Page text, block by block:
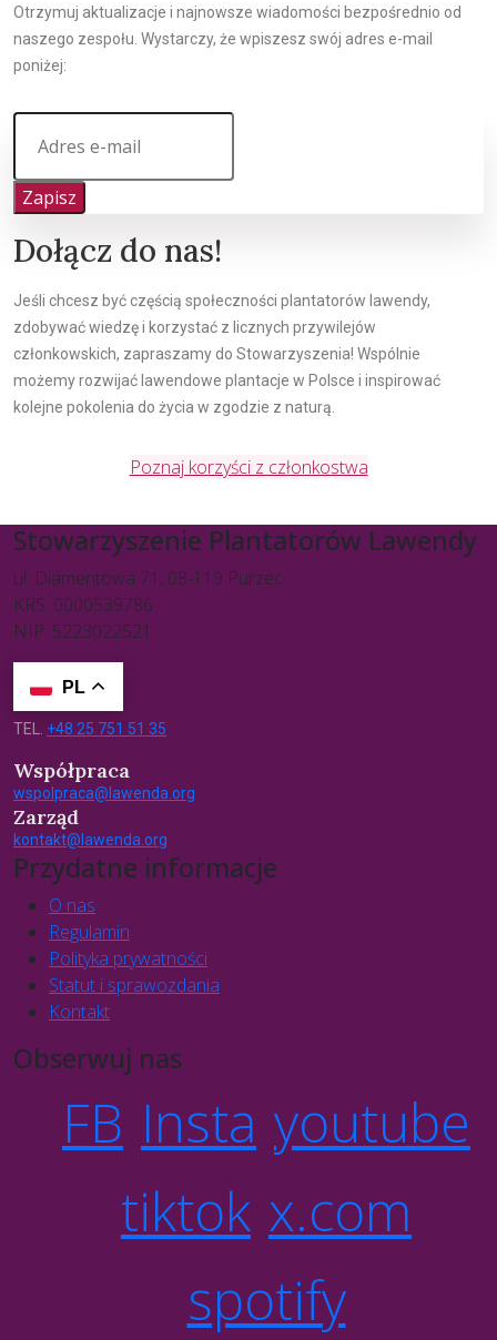
Otrzymuj aktualizacje i najnowsze wiadomości bezpośrednio od
naszego zespołu. Wystarczy, że wpiszesz swój adres e-mail
poniżej:
Zapisz
Dołącz do nas!
Jeśli chcesz być częścią społeczności plantatorów lawendy,
zdobywać wiedzę i korzystać z licznych przywilejów
członkowskich, zapraszamy do Stowarzyszenia! Wspólnie
możemy rozwijać lawendowe plantacje w Polsce i inspirować
kolejne pokolenia do życia w zgodzie z naturą.
Poznaj korzyści z członkostwa
Stowarzyszenie Plantatorów Lawendy
ul. Diamentowa 71, 08-119 Purzec
KRS: 0000539786
NIP: 5223022521
PL
TEL. +48 25 751 51 35
Współpraca
wspolpraca@lawenda.org
Zarząd
kontakt@lawenda.org
Przydatne informacje
O nas
Regulamin
Polityka prywatności
Statut i sprawozdania
Kontakt
Obserwuj nas
FB Insta youtube
tiktok x.com
spotify